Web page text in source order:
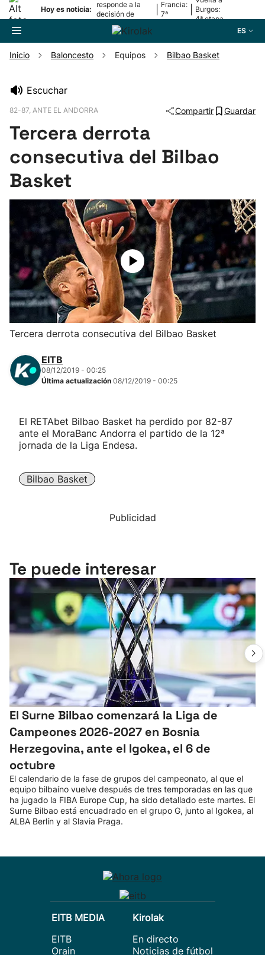
Hoy es noticia:
responde a la
decisión de
Oriamendi
Francia:
7ª
Burgos:
4ª etapa
ES
Fútbol
Pelota
Remo
Baloncesto
Ciclismo
Herri-kirolak
Balonmano
Atletismo
Carreras de montaña
Más deportes
"Helmuga"
Inicio Baloncesto Equipos Bilbao Basket
Escuchar
82-87, ANTE EL ANDORRA Compartir Guardar
Tercera derrota
consecutiva del Bilbao
Basket
Tercera derrota consecutiva del Bilbao Basket
EITB
08/12/2019 - 00:25
Última actualización 08/12/2019 - 00:25
El RETAbet Bilbao Basket ha perdido por 82-87
ante el MoraBanc Andorra el partido de la 12ª
jornada de la Liga Endesa.
Bilbao Basket
Publicidad
Te puede interesar
El Surne Bilbao comenzará la Liga de
Campeones 2026-2027 en Bosnia
Herzegovina, ante el Igokea, el 6 de
octubre
El calendario de la fase de grupos del campeonato, al que el
equipo bilbaíno vuelve después de tres temporadas en las que
ha jugado la FIBA Europe Cup, ha sido detallado este martes. El
Surne Bilbao está encuadrado en el grupo G, junto al Igokea, al
ALBA Berlín y al Slavia Praga.
EITB MEDIA
EITB
Orain
Kirolak
En directo
Noticias de fútbol